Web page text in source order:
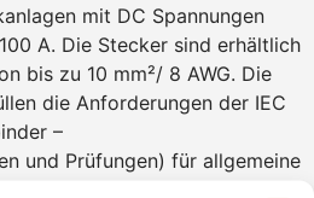
mit DC Spannungen
A. Die Stecker sind erhältlich
bis zu 10 mm²/ 8 AWG. Die
die Anforderungen der IEC
–
und Prüfungen) für allgemeine